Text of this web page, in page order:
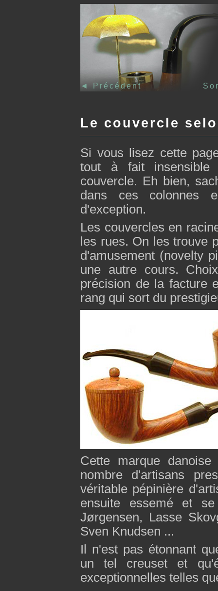
◄ Précédent
Le couvercle
Si vous lisez cette
tout à fait
couvercle. Eh bien,
dans ces colonnes
d'exception.
Les couvercles en
les rues. On les trouve
d'amusement (novelty
une autre cours.
précision de la facture
rang qui sort du
Cette marque
nombre d'artisans
véritable pépinière
ensuite essemé et
Jørgensen, Lasse
Sven Knudsen ...
Il n'est pas étonnant
un tel creuset et
exceptionnelles telles